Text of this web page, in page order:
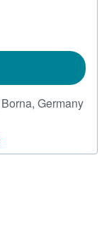
Borna, Germany